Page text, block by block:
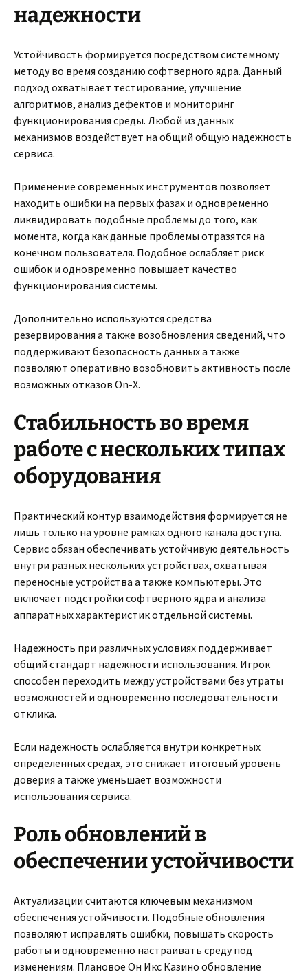
надежности
Устойчивость формируется посредством системному
методу во время созданию софтверного ядра. Данный
подход охватывает тестирование, улучшение
алгоритмов, анализ дефектов и мониторинг
функционирования среды. Любой из данных
механизмов воздействует на общий общую надежность
сервиса.
Применение современных инструментов позволяет
находить ошибки на первых фазах и одновременно
ликвидировать подобные проблемы до того, как
момента, когда как данные проблемы отразятся на
конечном пользователя. Подобное ослабляет риск
ошибок и одновременно повышает качество
функционирования системы.
Дополнительно используются средства
резервирования а также возобновления сведений, что
поддерживают безопасность данных а также
позволяют оперативно возобновить активность после
возможных отказов On-X.
Стабильность во время
работе с нескольких типах
оборудования
Практический контур взаимодействия формируется не
лишь только на уровне рамках одного канала доступа.
Сервис обязан обеспечивать устойчивую деятельность
внутри разных нескольких устройствах, охватывая
переносные устройства а также компьютеры. Это
включает подстройки софтверного ядра и анализа
аппаратных характеристик отдельной системы.
Надежность при различных условиях поддерживает
общий стандарт надежности использования. Игрок
способен переходить между устройствами без утраты
возможностей и одновременно последовательности
отклика.
Если надежность ослабляется внутри конкретных
определенных средах, это снижает итоговый уровень
доверия а также уменьшает возможности
использования сервиса.
Роль обновлений в
обеспечении устойчивости
Актуализации считаются ключевым механизмом
обеспечения устойчивости. Подобные обновления
позволяют исправлять ошибки, повышать скорость
работы и одновременно настраивать среду под
изменениям. Плановое Он Икс Казино обновление